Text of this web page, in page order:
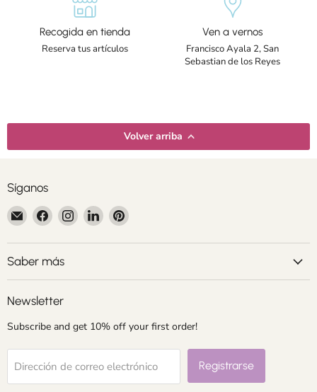
Recogida en tienda
Reserva tus artículos
Ven a vernos
Francisco Ayala 2, San
Sebastian de los Reyes
Volver arriba
Síganos
Encuéntrenos
en
Correo
electrónico
Encuéntrenos
en
Facebook
Encuéntrenos
en
Instagram
Encuéntrenos
en
LinkedIn
Encuéntrenos
Pinterest
Saber más
Newsletter
Subscribe and get 10% off your first order!
Dirección de correo electrónico Registrarse